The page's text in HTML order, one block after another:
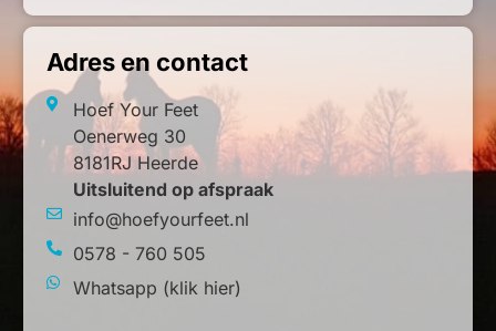
Adres en contact
Hoef Your Feet
Oenerweg 30
8181RJ Heerde
Uitsluitend op afspraak
info@hoefyourfeet.nl
0578 - 760 505
Whatsapp (klik hier)